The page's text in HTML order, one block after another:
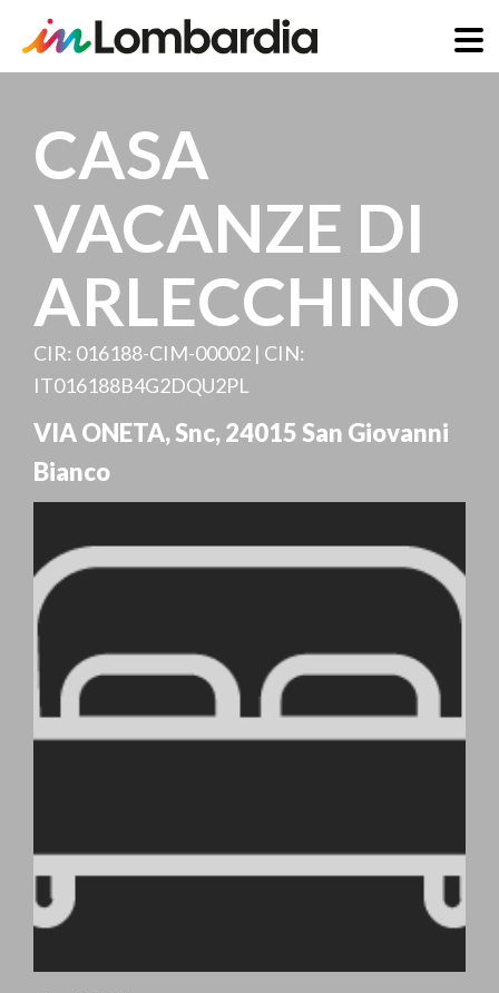
InhaltCASA
VACANZE DI
ARLECCHINO
CIR: 016188-CIM-00002 | CIN:
IT016188B4G2DQU2PL
VIA ONETA, Snc,24015 San Giovanni
Bianco